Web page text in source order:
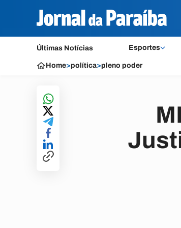
Últimas Notícias Esportes
Home>política>pleno poder